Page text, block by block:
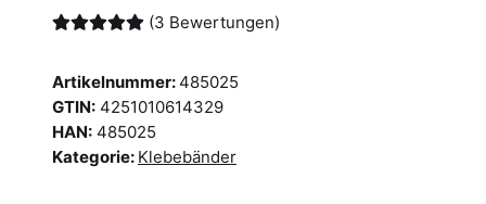
(3 Bewertungen)
Artikelnummer:485025
GTIN: 4251010614329
HAN: 485025
Kategorie: Klebebänder